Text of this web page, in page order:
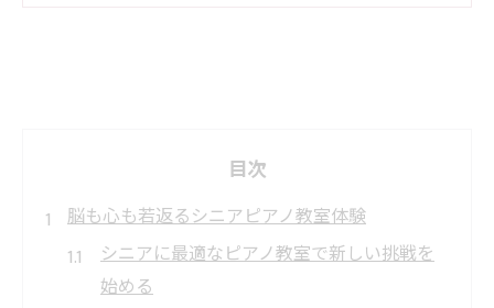
目次
脳も心も若返るシニアピアノ教室体験
シニアに最適なピアノ教室で新しい挑戦を
始める